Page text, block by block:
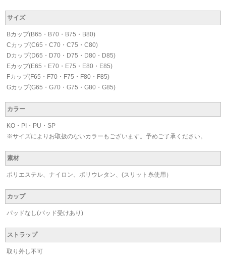
サイズ
Bカップ(B65・B70・B75・B80)
Cカップ(C65・C70・C75・C80)
Dカップ(D65・D70・D75・D80・D85)
Eカップ(E65・E70・E75・E80・E85)
Fカップ(F65・F70・F75・F80・F85)
Gカップ(G65・G70・G75・G80・G85)
カラー
KO・PI・PU・SP
※サイズによりお取扱のないカラーもございます。予めご了承ください。
素材
ポリエステル、ナイロン、ポリウレタン、(スリット糸使用）
カップ
パッドなし(パッド受けあり)
ストラップ
取り外し不可